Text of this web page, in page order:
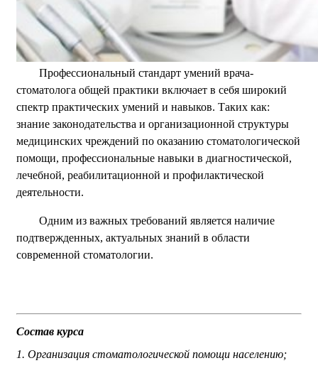
Профессиональный стандарт умений врача-
стоматолога общей практики включает в себя широкий
спектр практических умений и навыков. Таких как:
знание законодательства и организационной структуры
медицинских чреждений по оказанию стоматологической
помощи, профессиональные навыки в диагностической,
лечебной, реабилитационной и профилактической
деятельности.
Одним из важных требований является наличие
подтвержденных, актуальных знаний в области
современной стоматологии.
Состав курса
1. Организация стоматологической помощи населению;